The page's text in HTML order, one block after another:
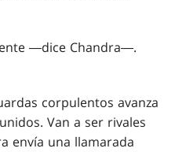
―dice Chandra―.
corpulentos avanza
Van a ser rivales
envía una llamarada